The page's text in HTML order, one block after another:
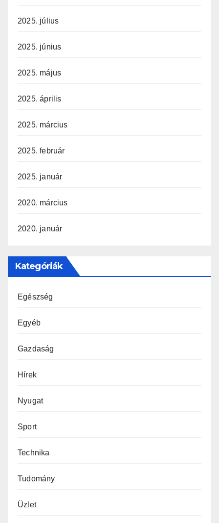
2025. július
2025. június
2025. május
2025. április
2025. március
2025. február
2025. január
2020. március
2020. január
Kategóriák
Egészség
Egyéb
Gazdaság
Hírek
Nyugat
Sport
Technika
Tudomány
Üzlet